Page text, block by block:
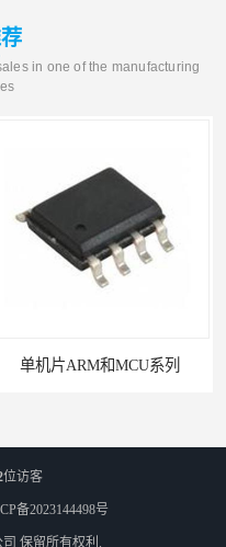
in one of the manufacturing
ARM和MCU系列
位访客
备2023144498号
保留所有权利.